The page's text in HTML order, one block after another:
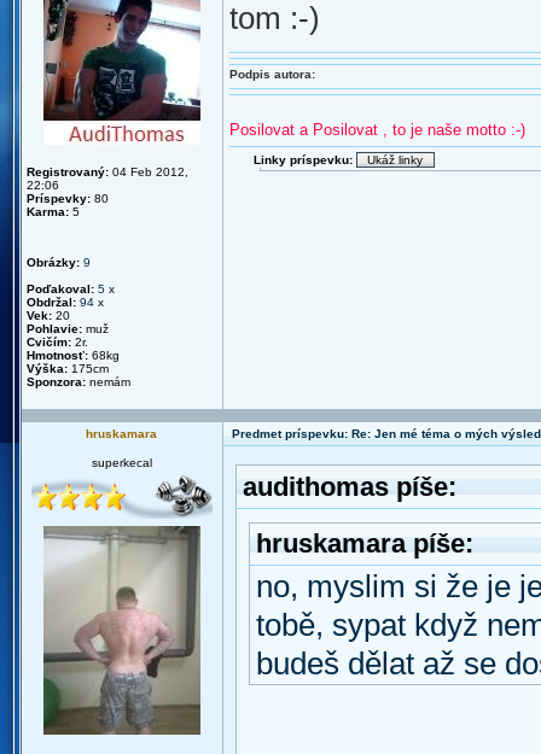
Registrovaný: 04 Feb 2012,
22:06
Príspevky: 80
Karma: 5
Obrázky: 9
Poďakoval: 5 x
Obdržal: 94 x
Vek: 20
Pohlavie: muž
Cvičím: 2r.
Hmotnosť: 68kg
Výška: 175cm
Sponzora: nemám
tom :-)
Podpis autora:
Posilovat a Posilovat , to je naše motto :-)
Linky príspevku:
hruskamara Predmet príspevku: Re: Jen mé téma o mých
superkecal
audithomas píše:
hruskamara píše:
no, myslim si že je
tobě, sypat když
budeš dělat až se